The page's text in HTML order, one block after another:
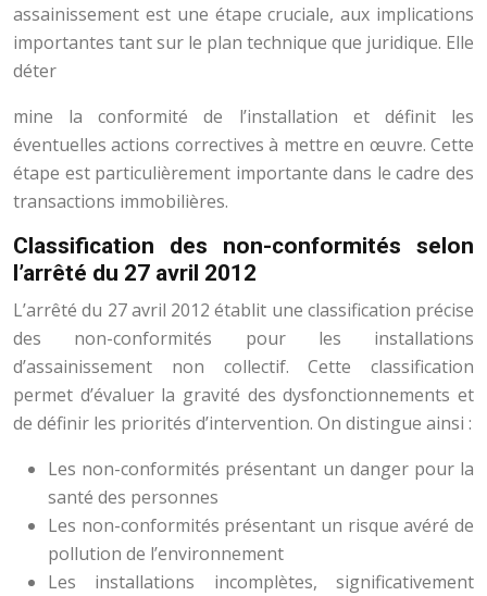
assainissement est une étape cruciale, aux implications
importantes tant sur le plan technique que juridique. Elle
déter
mine la conformité de l’installation et définit les
éventuelles actions correctives à mettre en œuvre. Cette
étape est particulièrement importante dans le cadre des
transactions immobilières.
Classification des non-conformités selon
l’arrêté du 27 avril 2012
L’arrêté du 27 avril 2012 établit une classification précise
des non-conformités pour les installations
d’assainissement non collectif. Cette classification
permet d’évaluer la gravité des dysfonctionnements et
de définir les priorités d’intervention. On distingue ainsi :
Les non-conformités présentant un danger pour la
santé des personnes
Les non-conformités présentant un risque avéré de
pollution de l’environnement
Les installations incomplètes, significativement